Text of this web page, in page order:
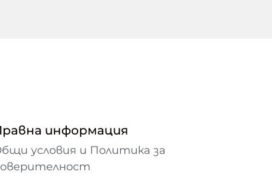
информация
условия и Политика за